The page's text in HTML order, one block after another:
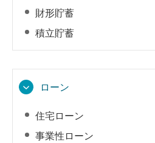
財形貯蓄
積立貯蓄
ローン
住宅ローン
事業性ローン